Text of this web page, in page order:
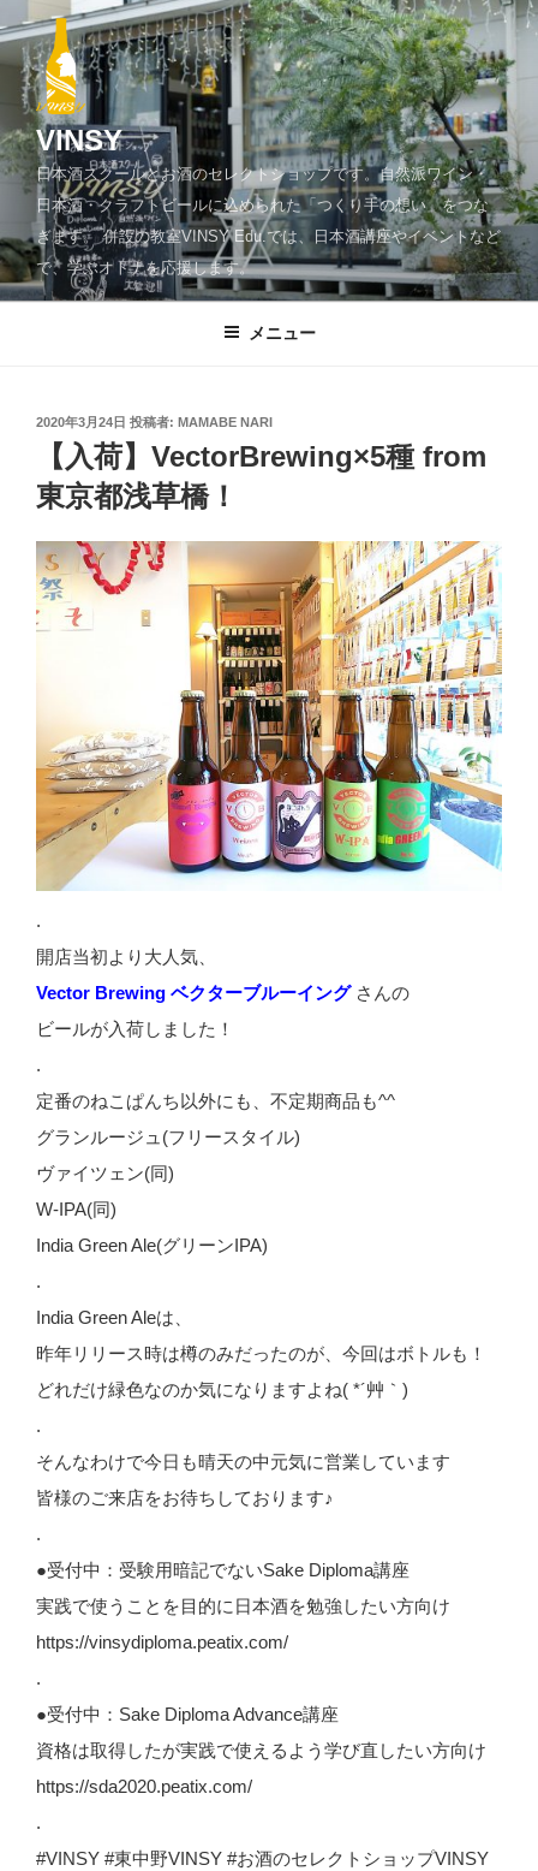
ン
ツ
へ
ッ
プ
VINSY
日本酒スクールとお酒のセレクトショップです。自然派ワイン・
日本酒・クラフトビールに込められた「つくり手の想い」をつな
ぎます。 併設の教室VINSY Edu.では、日本酒講座やイベントなど
で、学ぶオトナを応援します。
メニュー
投
2020年3月24日 投稿者: MAMABE NARI
【入荷】VectorBrewing×5種 from
東京都浅草橋！
.
開店当初より大人気、
Vector Brewing ベクターブルーイング さんの
ビールが入荷しました！
.
定番のねこぱんち以外にも、不定期商品も^^
グランルージュ(フリースタイル)
ヴァイツェン(同)
W-IPA(同)
India Green Ale(グリーンIPA)
.
India Green Aleは、
昨年リリース時は樽のみだったのが、今回はボトルも！
どれだけ緑色なのか気になりますよね( *´艸｀)
.
そんなわけで今日も晴天の中元気に営業しています
皆様のご来店をお待ちしております♪
.
●受付中：受験用暗記でないSake Diploma講座
実践で使うことを目的に日本酒を勉強したい方向け
https://vinsydiploma.peatix.com/
.
●受付中：Sake Diploma Advance講座
資格は取得したが実践で使えるよう学び直したい方向け
https://sda2020.peatix.com/
.
#VINSY #東中野VINSY #お酒のセレクトショップVINSY